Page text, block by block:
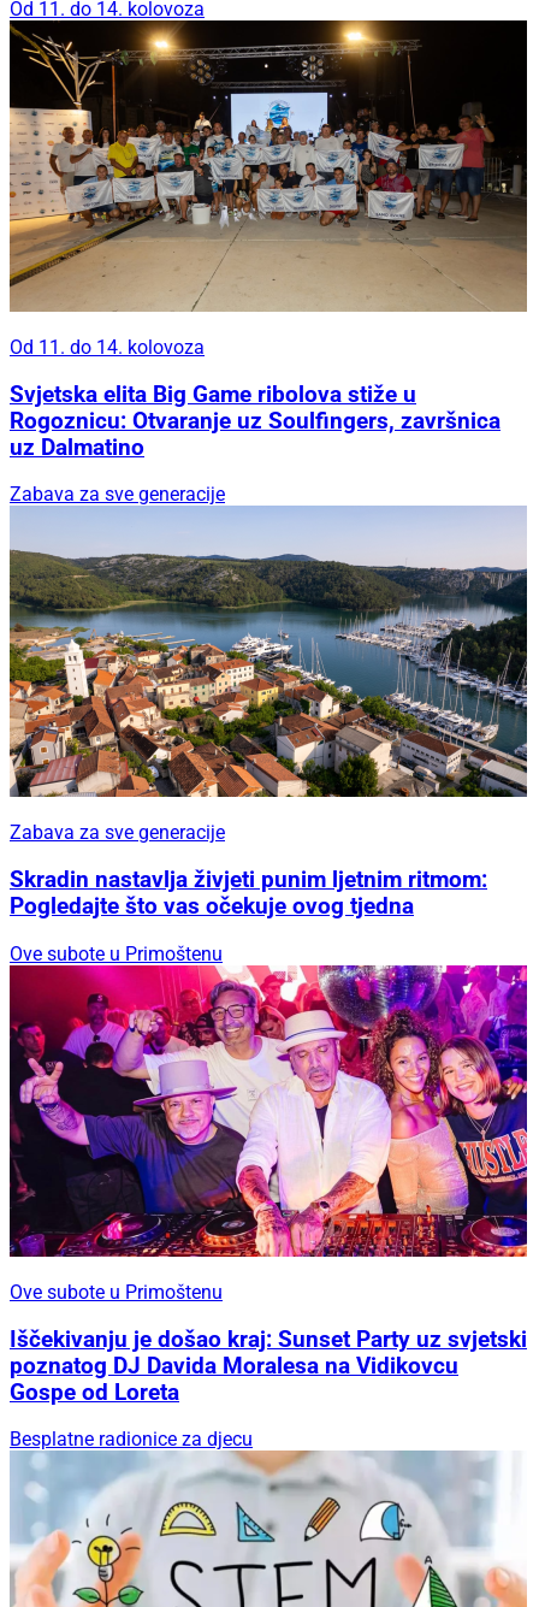
Od 11. do 14. kolovoza
Od 11. do 14. kolovoza
Svjetska elita Big Game ribolova stiže u
Rogoznicu: Otvaranje uz Soulfingers, završnica
uz Dalmatino
Zabava za sve generacije
Zabava za sve generacije
Skradin nastavlja živjeti punim ljetnim ritmom:
Pogledajte što vas očekuje ovog tjedna
Ove subote u Primoštenu
Ove subote u Primoštenu
Iščekivanju je došao kraj: Sunset Party uz svjetski
poznatog DJ Davida Moralesa na Vidikovcu
Gospe od Loreta
Besplatne radionice za djecu